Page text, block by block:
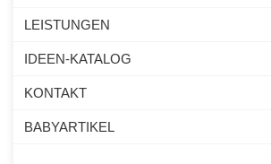
LEISTUNGEN
IDEEN-KATALOG
KONTAKT
BABYARTIKEL